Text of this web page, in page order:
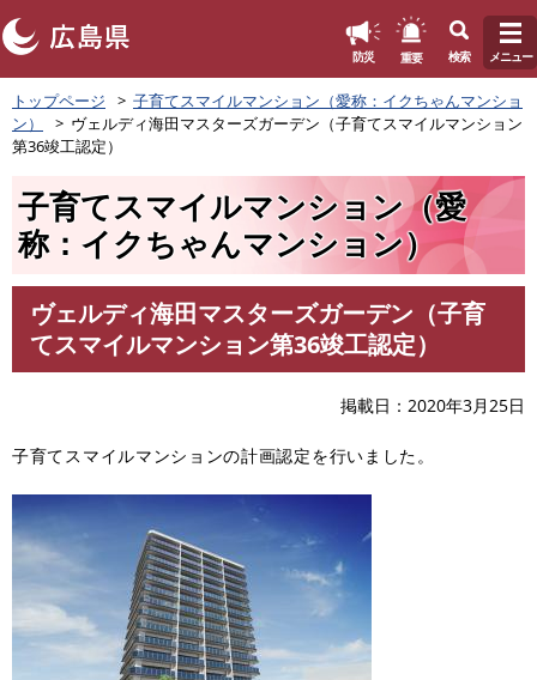
ペ
ー
ジ
の
。
防災 重要 検索 メニュー
トップページ
子育てスマイルマンション（愛称：イクちゃんマンショ
ン）
ヴェルディ海田マスターズガーデン（子育てスマイルマンション
第36竣工認定）
子育てスマイルマンション（愛
称：イクちゃんマンション）
ヴェルディ海田マスターズガーデン（子育
てスマイルマンション第36竣工認定）
掲載日 2020年3月25日
子育てスマイルマンションの計画認定を行いました。